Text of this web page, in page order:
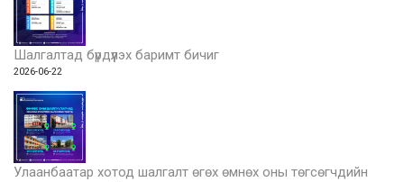
Шалгалтад бүрдүүлэх баримт бичиг
2026-06-22
Улаанбаатар хотод шалгалт өгөх өмнөх оны төгсөгчдийн